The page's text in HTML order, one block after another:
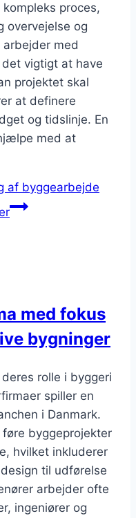
proces,
overvejelse og
med
vigtigt at have
projektet skal
at definere
og tidslinje. En
med at
af byggearbejde
med fokus
bygninger
rolle i byggeri
spiller en
i Danmark.
byggeprojekter
hvilket inkluderer
til udførelse
arbejder ofte
ingeniører og